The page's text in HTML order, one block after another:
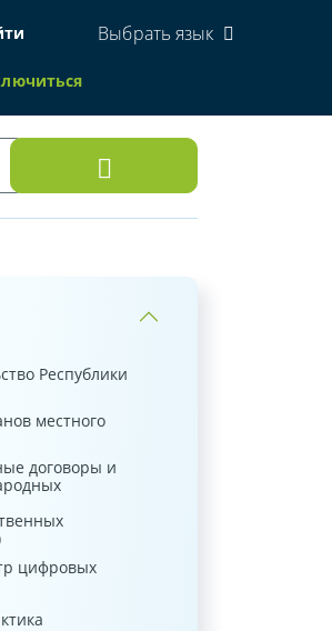
Выбрать язык
Республики
местного
договоры и
цифровых